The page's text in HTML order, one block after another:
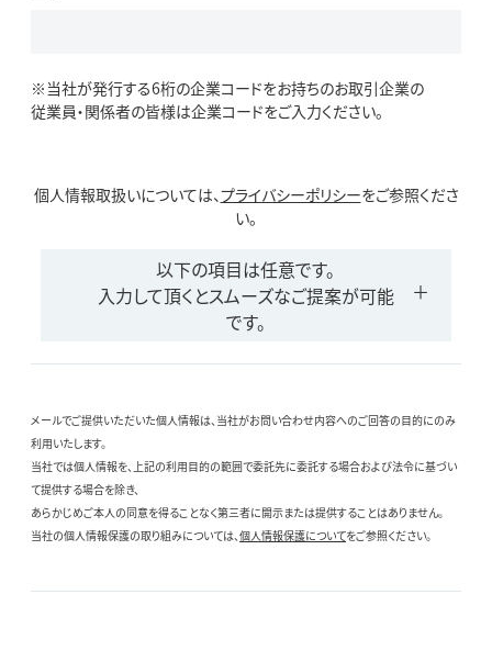
※当社が発行する6桁の企業コードをお持ちのお取引企業の
従業員・関係者の皆様は企業コードをご入力ください。
個人情報取扱いについては、プライバシーポリシーをご参照くださ
い。
以下の項目は任意です。
入力して頂くとスムーズなご提案が可能
です。
メールでご提供いただいた個人情報は、当社がお問い合わせ内容へのご回答の目的にのみ
利用いたします。
当社では個人情報を、上記の利用目的の範囲で委託先に委託する場合および法令に基づい
て提供する場合を除き、
あらかじめご本人の同意を得ることなく第三者に開示または提供することはありません。
当社の個人情報保護の取り組みについては、個人情報保護についてをご参照ください。